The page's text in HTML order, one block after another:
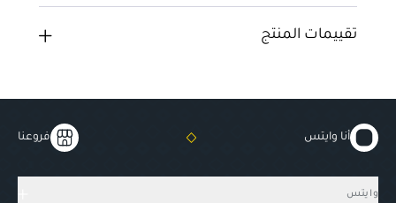
تقييمات المنتج
أنا وايتس فروعنا
وايتس